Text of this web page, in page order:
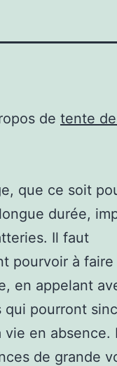
de tente
que ce soit
durée,
Il faut
pourvoir à
en appelant
qui pourront
vie en absence.
de grande